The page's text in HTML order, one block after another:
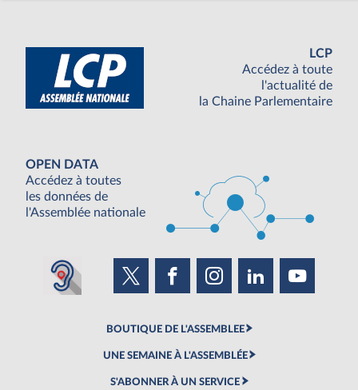
LCP
Accédez à toute
l'actualité de
la Chaine Parlementaire
OPEN DATA
Accédez à toutes
les données de
l'Assemblée nationale
BOUTIQUE DE L'ASSEMBLEE
UNE SEMAINE À L'ASSEMBLÉE
S'ABONNER À UN SERVICE